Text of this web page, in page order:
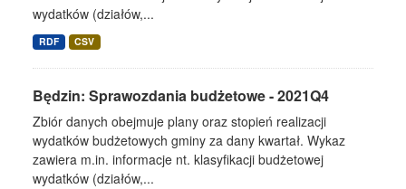
wydatków (działów,...
RDF CSV
Będzin: Sprawozdania budżetowe - 2021Q4
Zbiór danych obejmuje plany oraz stopień realizacji
wydatków budżetowych gminy za dany kwartał. Wykaz
zawiera m.in. informacje nt. klasyfikacji budżetowej
wydatków (działów,...